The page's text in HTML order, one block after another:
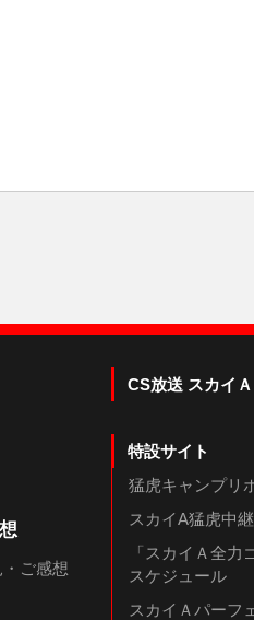
ご感想
CS放送 スカイ
特設サイト
猛虎キャンプリ
スカイA猛虎中
「スカイＡ全
スケジュール
スカイＡパーフ